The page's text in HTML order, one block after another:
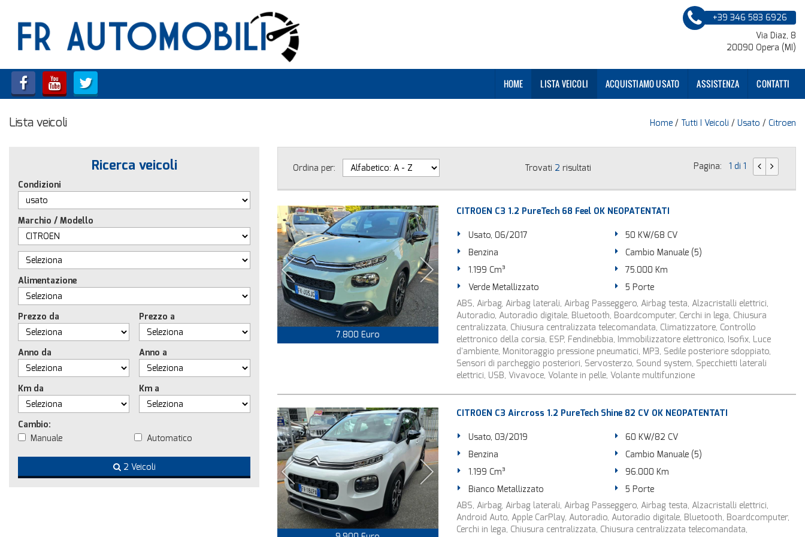
LISTA VEICOLI
ACQUISTIAMO USATO
ASSISTENZA
+39 346 583 6926
Via Diaz, 8
20090 Opera (MI)
HOME LISTA VEICOLI ACQUISTIAMO USATO ASSISTENZA CONTATTI
Lista veicoli Home / Tutti I Veicoli / Usato / Citroen
Ricerca veicoli
Condizioni
Marchio / Modello
Alimentazione
Prezzo da Prezzo a
Anno da Anno a
Km da Km a
Cambio:
Manuale
Automatico
2 Veicoli
Ordina per: Trovati 2 risultati Pagina: 1 di 1
7.800 Euro
CITROEN C3 1.2 PureTech 68 Feel OK NEOPATENTATI
Usato, 06/2017
50 KW/68 CV
Benzina
Cambio Manuale (5)
1.199 Cm³
75.000 Km
Verde Metallizzato
5 Porte
ABS, Airbag, Airbag laterali, Airbag Passeggero, Airbag testa, Alzacristalli elettrici,
Autoradio, Autoradio digitale, Bluetooth, Boardcomputer, Cerchi in lega, Chiusura
centralizzata, Chiusura centralizzata telecomandata, Climatizzatore, Controllo
elettronico della corsia, ESP, Fendinebbia, Immobilizzatore elettronico, Isofix, Luce
d'ambiente, Monitoraggio pressione pneumatici, MP3, Sedile posteriore sdoppiato,
Sensori di parcheggio posteriori, Servosterzo, Sound system, Specchietti laterali
elettrici, USB, Vivavoce, Volante in pelle, Volante multifunzione
CITROEN C3 Aircross 1.2 PureTech Shine 82 CV OK NEOPATENTATI
Usato, 03/2019
60 KW/82 CV
Benzina
Cambio Manuale (5)
1.199 Cm³
96.000 Km
Bianco Metallizzato
5 Porte
ABS, Airbag, Airbag laterali, Airbag Passeggero, Airbag testa, Alzacristalli elettrici,
Android Auto, Apple CarPlay, Autoradio, Autoradio digitale, Bluetooth, Boardcomputer,
Cerchi in lega, Chiusura centralizzata, Chiusura centralizzata telecomandata,